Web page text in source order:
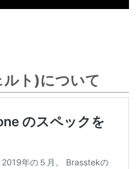
ト)について